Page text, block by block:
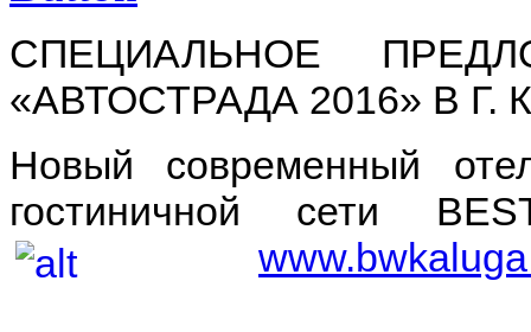
СПЕЦИАЛЬНОЕ
«АВТОСТРАДА 2016» В Г.
Новый современный
гостиничной сети